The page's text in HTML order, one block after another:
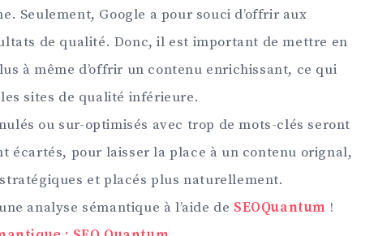
Seulement, Google a pour souci d’offrir aux
de qualité. Donc, il est important de mettre en
à même d’offrir un contenu enrichissant, ce qui
sites de qualité inférieure.
ou sur-optimisés avec trop de mots-clés seront
écartés, pour laisser la place à un contenu orignal,
et placés plus naturellement.
analyse sémantique à l’aide de SEOQuantum !